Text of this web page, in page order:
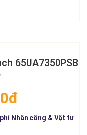
65UA7350PSB
Nhân công & Vật tư